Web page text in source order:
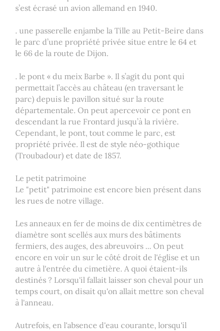
s’est écrasé un avion allemand en 1940.
. une passerelle enjambe la Tille au Petit-Beire dans
le parc d’une propriété privée situe entre le 64 et
le 66 de la route de Dijon.
. le pont « du meix Barbe ». Il s’agit du pont qui
permettait l’accès au château (en traversant le
parc) depuis le pavillon situé sur la route
départementale. On peut apercevoir ce pont en
descendant la rue Frontard jusqu’à la rivière.
Cependant, le pont, tout comme le parc, est
propriété privée. Il est de style néo-gothique
(Troubadour) et date de 1857.
Le petit patrimoine
Le "petit" patrimoine est encore bien présent dans
les rues de notre village.
Les anneaux en fer de moins de dix centimètres de
diamètre sont scellés aux murs des bâtiments
fermiers, des auges, des abreuvoirs ... On peut
encore en voir un sur le côté droit de l'église et un
autre à l'entrée du cimetière. A quoi étaient-ils
destinés ? Lorsqu'il fallait laisser son cheval pour un
temps court, on disait qu'on allait mettre son cheval
à l'anneau.
Autrefois, en l'absence d'eau courante, lorsqu'il